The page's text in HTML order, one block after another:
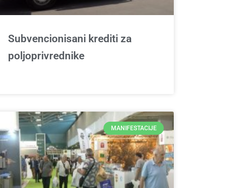
Subvencionisani krediti za
poljoprivrednike
MANIFESTACIJE